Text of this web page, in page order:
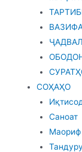
СОҲАҲО
Саноат
Маориф